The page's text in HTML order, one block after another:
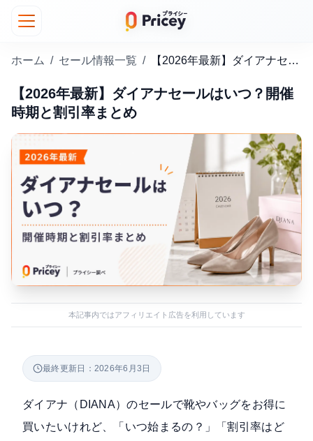
ホーム / セール情報一覧 / 【2026年最新】ダイアナセールはいつ？開催時期と割引率まとめ
【2026年最新】ダイアナセールはいつ？開催
時期と割引率まとめ
本記事内ではアフィリエイト広告を利用しています
最終更新日：2026年6月3日
ダイアナ（DIANA）のセールで靴やバッグをお得に
買いたいけれど、「いつ始まるの？」「割引率はど